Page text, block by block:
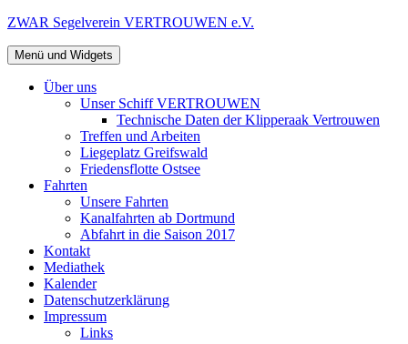
Zum
springen
ZWAR Segelverein VERTROUWEN e.V.
Menü und Widgets
Über uns
Unser Schiff VERTROUWEN
Technische Daten der Klipperaak Vertrouwen
Treffen und Arbeiten
Liegeplatz Greifswald
Friedensflotte Ostsee
Fahrten
Unsere Fahrten
Kanalfahrten ab Dortmund
Abfahrt in die Saison 2017
Kontakt
Mediathek
Kalender
Datenschutzerklärung
Impressum
Links